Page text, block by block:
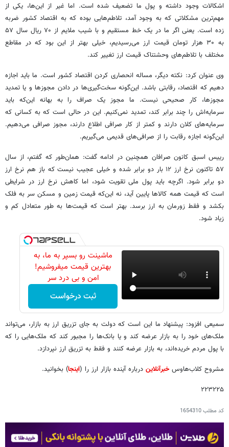
اشکالات وجود داشته و پول ما تضعیف شده است. اما غیر از این‌ها، یکی از
مهم‌ترین مشکلاتی که به وجود آمد، تلاطم‌هایی بوده که به اقتصاد کشور ضربه
زده است. یعنی اگر ما در یک خط مستقیم و با شیب ملایم از ۷۰ ریال سال ۵۷
به ۳۰ هزار تومان قیمت ارز می‌رسیدیم، خیلی بهتر از این بود که در مقاطع
مختلف با تلاطم‌های وحشتناک قیمت ارز تغییر کند.
وی عنوان کرد: نکته دیگر، مساله انحصاری کردن اقتصاد کشور است. ما باید اجازه
دهیم که اقتصاد، رقابتی باشد. این‌گونه سخت‌گیری‌ها در دادن مجوزها و یا تمدید
مجوزها، کار صحیحی نیست. ما مجوز یک صراف را به بهانه این‌که باید
سرمایه‌اش را چند برابر کند، تمدید نمی‌کنیم. این در حالی است که به کسانی که
سرمایه‌های کلان دارند و کمتر از کار صرافی اطلاع دارند، مجوز صرافی می‌دهیم.
این‌گونه اجازه رقابت را از صرافی‌های قدیمی می‌گیریم.
رییس اسبق کانون صرافان همچنین در ادامه گفت: همان‌طور که گفتم، از سال
۵۷ تاکنون نرخ ارز ۱۲ بار دو برابر شده و خیلی عجیب نیست که باز هم نرخ ارز
دو برابر شود. اگرچه باید پول ملی تقویت شود، اما کاهش نرخ ارز در شرایطی
است که قیمت همه کالاها پایین آید، نه این‌که قیمت زمین و مسکن سر به فلک
بکشد و فقط زورمان به ارز برسد. بهتر است که قیمت‌ها به طور متعادل کم و
زیاد شود.
ماشینت رو بسپر به ما، به
بهترین قیمت میفروشیم!
امن و بی درد سر
ثبت درخواست
سمیعی افزود: پیشنهاد ما این است که دولت به جای تزریق ارز به بازار، می‌تواند
ملک‌های خود را به بازار عرضه کند و یا بانک‌ها را مجبور کند که ملک‌هایی را که
با پول مردم خریده‌اند، به بازار عرضه کنند و فقط به تزریق ارز نپردازد.
مشروح کلاب‌هاوسخبرآنلاین درباره آینده بازار ارز را (اینجا) بخوانید.
۲۲۳۲۲۵
کد مطلب1654310